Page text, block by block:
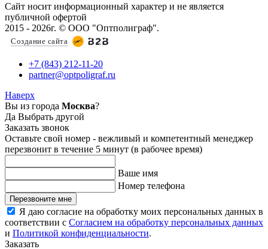
Сайт носит информационный характер и не является
публичной офертой
2015 - 2026г. © ООО "Оптполиграф".
Создание сайта
+7 (843) 212-11-20
partner@optpoligraf.ru
Наверх
Вы из города Москва?
Да Выбрать другой
Заказать звонок
Оставьте свой номер - вежливый и компетентный менеджер
перезвонит в течение 5 минут (в рабочее время)
Ваше имя
Номер телефона
Перезвоните мне
Я даю согласие на обработку моих персональных данных в
соответствии с Согласием на обработку персональных данных
и Политикой конфиденциальности.
Заказать